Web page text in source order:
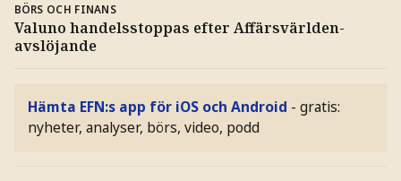
BÖRS OCH FINANS
Valuno handelsstoppas efter Affärsvärlden-
avslöjande
Hämta EFN:s app för iOS och Android - gratis:
nyheter, analyser, börs, video, podd